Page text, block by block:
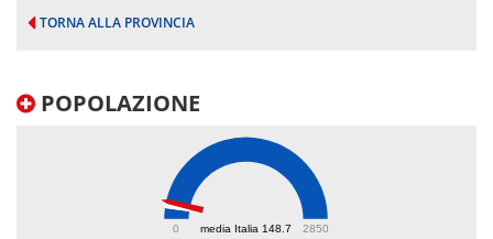
TORNA ALLA PROVINCIA
POPOLAZIONE
media Italia 148.7
0 2850